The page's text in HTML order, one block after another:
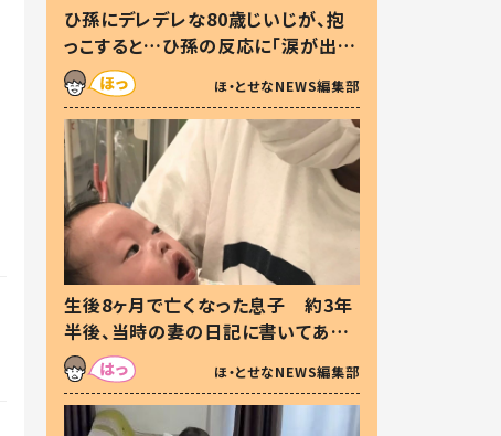
ひ孫にデレデレな80歳じいじが、抱
っこすると…ひ孫の反応に「涙が出ま
した」「可愛くて仕方ない」
ほ・とせなNEWS編集部
生後8ヶ月で亡くなった息子 約3年
半後、当時の妻の日記に書いてあっ
た本音とは
ほ・とせなNEWS編集部